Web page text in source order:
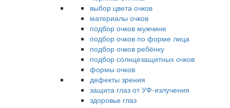
выбор цвета очков
материалы очков
подбор очков мужчине
подбор очков по форме лица
подбор очков ребёнку
подбор солнцезащитных очков
формы очков
дефекты зрения
защита глаз от УФ-излучения
здоровье глаз